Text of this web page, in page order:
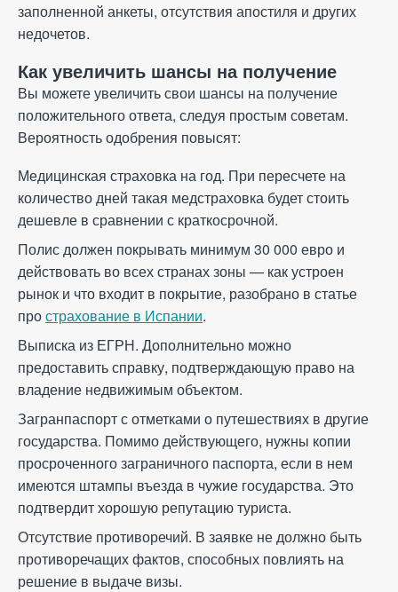
заполненной анкеты, отсутствия апостиля и других
недочетов.
Как увеличить шансы на получение
Вы можете увеличить свои шансы на получение
положительного ответа, следуя простым советам.
Вероятность одобрения повысят:
Медицинская страховка на год. При пересчете на
количество дней такая медстраховка будет стоить
дешевле в сравнении с краткосрочной.
Полис должен покрывать минимум 30 000 евро и
действовать во всех странах зоны — как устроен
рынок и что входит в покрытие, разобрано в статье
прострахование в Испании.
Выписка из ЕГРН. Дополнительно можно
предоставить справку, подтверждающую право на
владение недвижимым объектом.
Загранпаспорт с отметками о путешествиях в другие
государства. Помимо действующего, нужны копии
просроченного заграничного паспорта, если в нем
имеются штампы въезда в чужие государства. Это
подтвердит хорошую репутацию туриста.
Отсутствие противоречий. В заявке не должно быть
противоречащих фактов, способных повлиять на
решение в выдаче визы.